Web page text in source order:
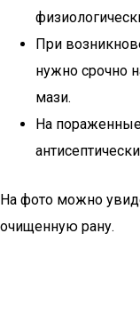
При
нужно срочно
мази.
На
На фото можно
очищенную рану.